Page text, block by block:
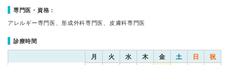
専門医・資格：
アレルギー専門医、形成外科専門医、皮膚科専門医
診療時間
月 火 水 木 金 土 日 祝